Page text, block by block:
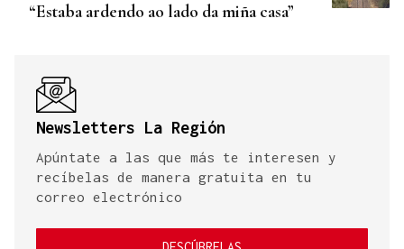
“Estaba ardendo ao lado da miña casa”
Newsletters La Región
Apúntate a las que más te interesen y
recíbelas de manera gratuita en tu
correo electrónico